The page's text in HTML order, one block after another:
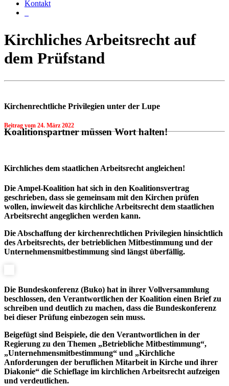
Kontakt
Kirchliches Arbeitsrecht auf
dem Prüfstand
Kirchenrechtliche Privilegien unter der Lupe
Beitrag vom 24. März 2022
Koalitionspartner müssen Wort halten!
Kirchliches dem staatlichen Arbeitsrecht angleichen!
Die Ampel-Koalition hat sich in den Koalitionsvertrag
geschrieben, dass sie gemeinsam mit den Kirchen prüfen
wollen, inwieweit das kirchliche Arbeitsrecht dem staatlichen
Arbeitsrecht angeglichen werden kann.
Die Abschaffung der kirchenrechtlichen Privilegien hinsichtlich
des Arbeitsrechts, der betrieblichen Mitbestimmung und der
Unternehmensmitbestimmung sind längst überfällig.
Die Bundeskonferenz (Buko) hat in ihrer Vollversammlung
beschlossen, den Verantwortlichen der Koalition einen Brief zu
schreiben und deutlich zu machen, dass die Bundeskonferenz
bei dieser Prüfung einbezogen sein muss.
Beigefügt sind Beispiele, die den Verantwortlichen in der
Regierung zu den Themen „Betriebliche Mitbestimmung“,
„Unternehmensmitbestimmung“ und „Kirchliche
Anforderungen der beruflichen Mitarbeit in Kirche und ihrer
Diakonie“ die Schieflage im kirchlichen Arbeitsrecht aufzeigen
und verdeutlichen.